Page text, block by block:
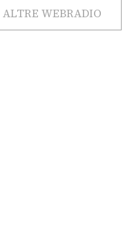
ALTRE WEBRADIO